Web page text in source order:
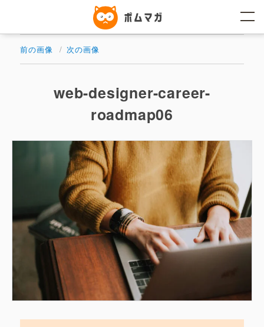
ン
前の画像 次の画像
web-designer-career-
roadmap06